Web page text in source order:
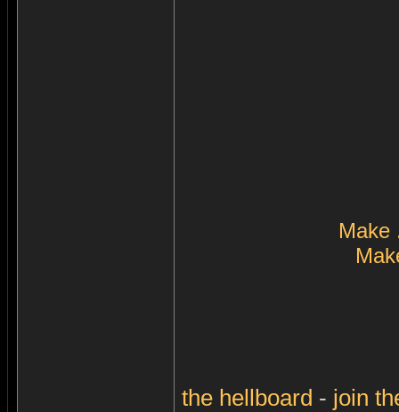
Make
the hellboard - join